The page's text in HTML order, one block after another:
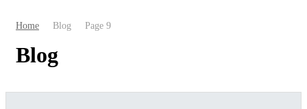
Home Blog Page 9
Blog